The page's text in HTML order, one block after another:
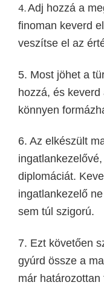
4.Adj hozzá a
finoman keverd
veszítse el az
5. Most jöhet a
hozzá, és
könnyen
6. Az elkészült
diplomáciát.
ingatlankezelő
sem túl szigorú.
7. Ezt követően
gyúrd össze a
már